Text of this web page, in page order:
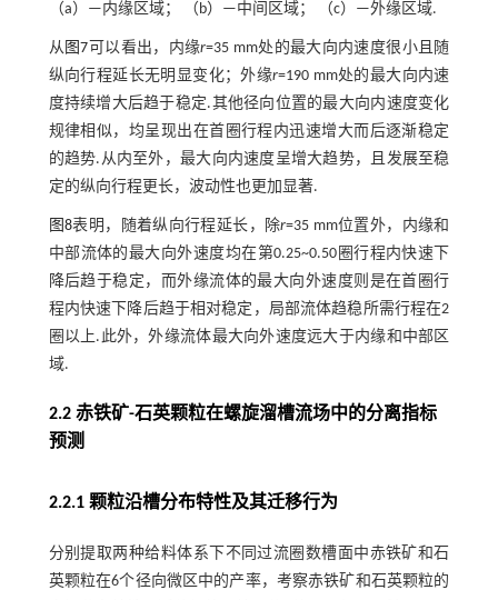
（a）—内缘区域； （b）—中间区域； （c）—外缘区域.
从图7 可以看出，内缘r=35 mm处的最大向内速度很小且随
纵向行程延长无明显变化；外缘r=190 mm处的最大向内速
度持续增大后趋于稳定.其他径向位置的最大向内速度变化
规律相似，均呈现出在首圈行程内迅速增大而后逐渐稳定
的趋势.从内至外，最大向内速度呈增大趋势，且发展至稳
定的纵向行程更长，波动性也更加显著.
图8表明，随着纵向行程延长，除r=35 mm位置外，内缘和
中部流体的最大向外速度均在第0.25~0.50圈行程内快速下
降后趋于稳定，而外缘流体的最大向外速度则是在首圈行
程内快速下降后趋于相对稳定，局部流体趋稳所需行程在2
圈以上.此外，外缘流体最大向外速度远大于内缘和中部区
域.
2.2 赤铁矿-石英颗粒在螺旋溜槽流场中的分离指标
预测
2.2.1 颗粒沿槽分布特性及其迁移行为
分别提取两种给料体系下不同过流圈数槽面中赤铁矿和石
英颗粒在6个径向微区中的产率，考察赤铁矿和石英颗粒的